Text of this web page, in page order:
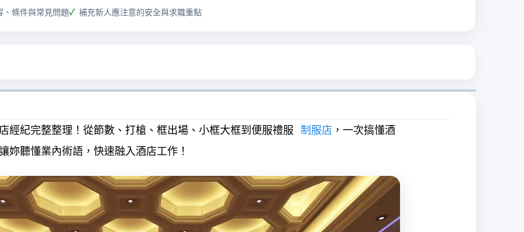
、條件與常見問題 補充新人應注意的安全與求職重點
經紀完整整理！從節數、打槍、框出場、小框大框到便服禮服 制服店 ，一次搞懂酒
妳聽懂業內術語，快速融入酒店工作！